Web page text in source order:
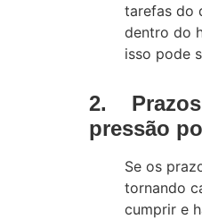
tarefas do
dentro do
isso pode
2. Prazos
pressão
Se os
tornando
cumprir e